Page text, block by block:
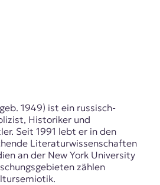
1949) ist ein russisch-
Historiker und
Seit 1991 lebt er in den
Literaturwissenschaften
an der New York University
zählen